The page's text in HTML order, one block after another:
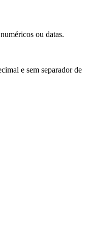
ou datas.
e sem separador de